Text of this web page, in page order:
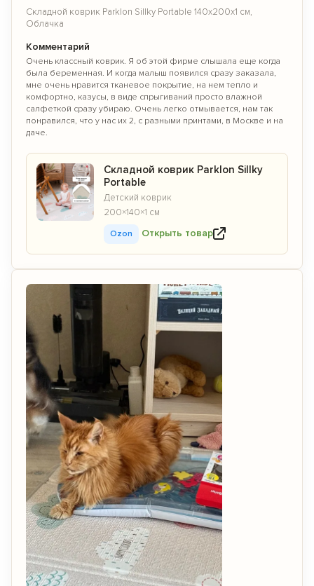
Складной коврик Parklon Sillky Portable 140x200x1 см,
Облачка
Комментарий
Очень классный коврик. Я об этой фирме слышала еще когда
была беременная. И когда малыш появился сразу заказала,
мне очень нравится тканевое покрытие, на нем тепло и
комфортно, казусы, в виде спрыгиваний просто влажной
салфеткой сразу убираю. Очень легко отмывается, нам так
понравился, что у нас их 2, с разными принтами, в Москве и на
даче.
Складной коврик Parklon Sillky
Portable
Детский коврик
200×140×1 см
Ozon Открыть товар